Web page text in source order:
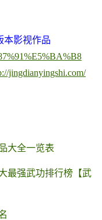
本影视作品
jingdianyingshi.com/
大全一览表
最强武功排行榜【武